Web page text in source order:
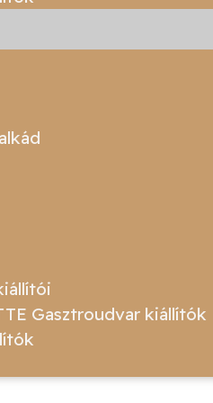
Gasztroudvar kiállítók